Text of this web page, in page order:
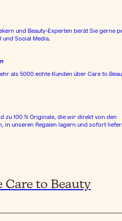
und Beauty-Experten berät Sie gerne
und Social Media.
als 5000 echte Kunden über Care to
zu 100 % Originale, die wir direkt von den
in unseren Regalen lagern und sofort
Care to Beauty